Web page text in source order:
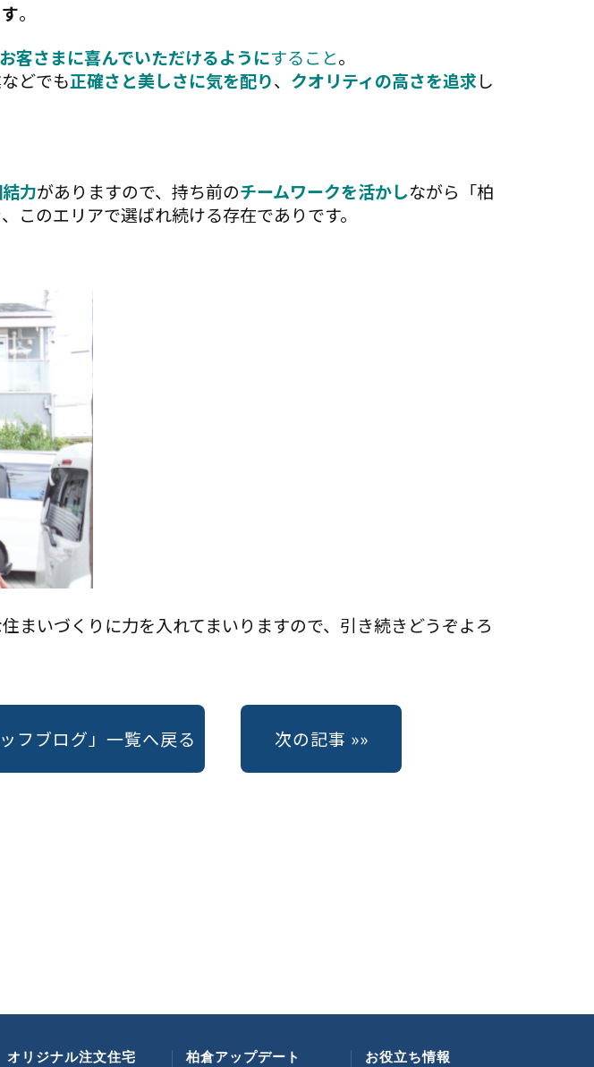
。
客さまに喜んでいただけるようにすること。
どでも正確さと美しさに気を配り、 クオリティの高さを追求し
力がありますので、持ち前のチームワークを活かしながら「柏
このエリアで選ばれ続ける存在でありです。
まいづくりに力を入れてまいりますので、引き続きどうぞよろ
次の記事 »»
ッフブログ」一覧へ戻る
オリジナル注文住宅 柏倉アップデート お役立ち情報